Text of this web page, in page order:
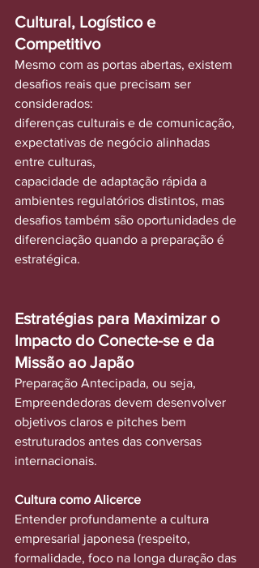
Cultural, Logístico e
Competitivo
Mesmo com as portas abertas, existem
desafios reais que precisam ser
considerados:
diferenças culturais e de comunicação,
expectativas de negócio alinhadas
entre culturas,
capacidade de adaptação rápida a
ambientes regulatórios distintos, mas
desafios também são oportunidades de
diferenciação quando a preparação é
estratégica.
Estratégias para Maximizar o
Impacto do Conecte-se e da
Missão ao Japão
Preparação Antecipada, ou seja,
Empreendedoras devem desenvolver
objetivos claros e pitches bem
estruturados antes das conversas
internacionais.
Cultura como Alicerce
Entender profundamente a cultura
empresarial japonesa (respeito,
formalidade, foco na longa duração das